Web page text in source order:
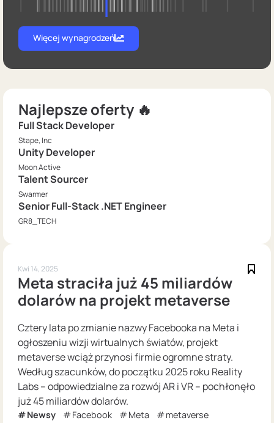
Więcej wynagrodzeń
Najlepsze oferty 🔥
Full Stack Developer
Stape, Inc
Unity Developer
Moon Active
Talent Sourcer
Swarmer
Senior Full-Stack .NET Engineer
GR8_TECH
Kwi 14, 2025
Meta straciła już 45 miliardów
dolarów na projekt metaverse
Cztery lata po zmianie nazwy Facebooka na Meta i
ogłoszeniu wizji wirtualnych światów, projekt
metaverse wciąż przynosi firmie ogromne straty.
Według szacunków, do początku 2025 roku Reality
Labs – odpowiedzialne za rozwój AR i VR – pochłonęło
już 45 miliardów dolarów.
Newsy Facebook Meta
metaverse